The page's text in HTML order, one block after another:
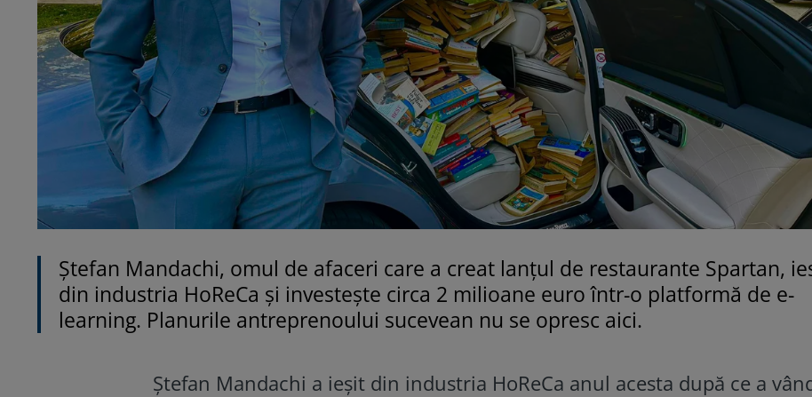
Ştefan Mandachi, omul de afaceri care a creat lanţul de restaurante Spartan,
din industria HoReCa şi investeşte circa 2 milioane euro într-o platformă de e-
learning. Planurile antreprenoului sucevean nu se opresc aici.
Ştefan Mandachi a ieşit din industria HoReCa anul acesta după ce a